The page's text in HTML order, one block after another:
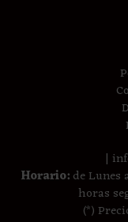
|
Horario:de Lunes
horas
(*)